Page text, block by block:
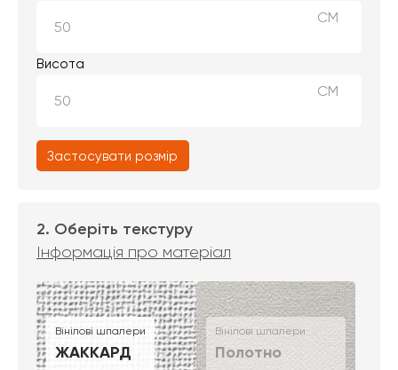
СМ
Висота
СМ
Застосувати розмір
2. Оберіть текстуру
Інформація про матеріал
Вінілові шпалери
ЖАККАРД
Вінілові шпалери
Полотно